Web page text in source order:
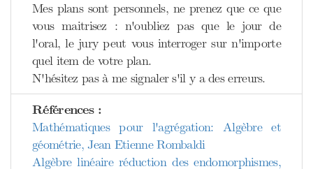
Mes plans sont personnels, ne prenez que ce que
vous maitrisez : n'oubliez pas que le jour de
l'oral, le jury peut vous interroger sur n'importe
quel item de votre plan.
N'hésitez pas à me signaler s'il y a des erreurs.
Références :
Mathématiques pour l'agrégation: Algèbre et
géométrie, Jean Etienne Rombaldi
Algèbre linéaire réduction des endomorphismes,